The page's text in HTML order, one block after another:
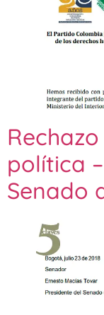
política
Senado